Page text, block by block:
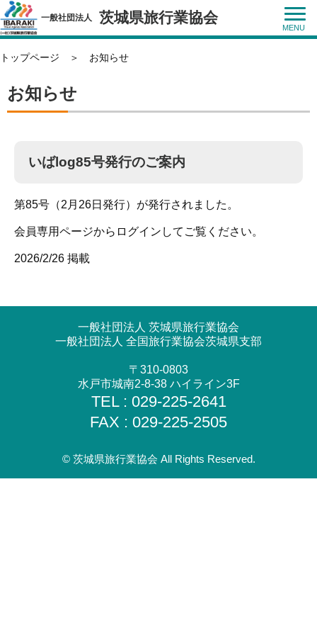
一般社団法人 茨城県旅行業協会
トップページ ＞ お知らせ
お知らせ
いばlog85号発行のご案内
第85号（2月26日発行）が発行されました。
会員専用ページからログインしてご覧ください。
2026/2/26 掲載
一般社団法人 茨城県旅行業協会
一般社団法人 全国旅行業協会茨城県支部
〒310-0803
水戸市城南2-8-38 ハイライン3F
TEL : 029-225-2641
FAX : 029-225-2505
© 茨城県旅行業協会 All Rights Reserved.